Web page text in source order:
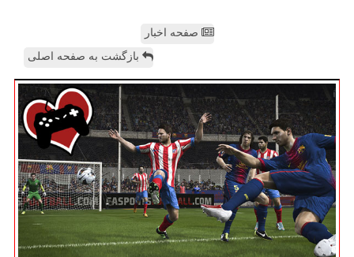
صفحه اخبار
بازگشت به صفحه اصلی